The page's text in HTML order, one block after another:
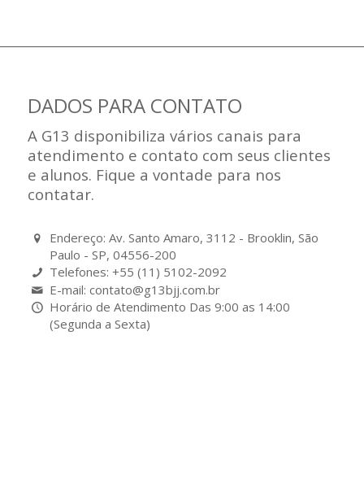
DADOS PARA CONTATO
A G13 disponibiliza vários canais para
atendimento e contato com seus clientes
e alunos. Fique a vontade para nos
contatar.
Endereço: Av. Santo Amaro, 3112 - Brooklin, São
Paulo - SP, 04556-200
Telefones: +55 (11) 5102-2092
E-mail: contato@g13bjj.com.br
Horário de Atendimento Das 9:00 as 14:00
(Segunda a Sexta)